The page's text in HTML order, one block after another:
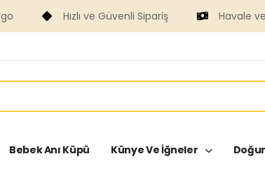
Hızlı ve Güvenli Sipariş Havale ve
Bebek Anı Küpü Künye Ve İğneler